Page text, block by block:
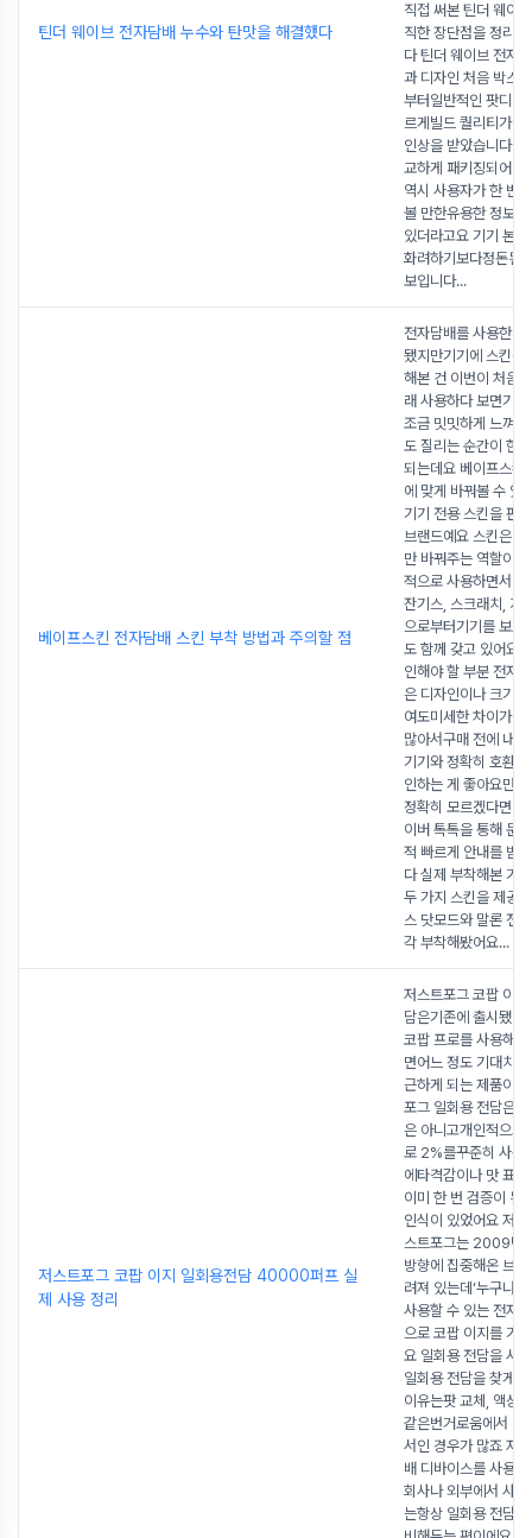
틴더 웨이브 전자담배 누수와 탄맛을 해결했다
직접 써본 틴더 웨이
직한 장단점을 정리
다 틴더 웨이브 전자
과 디자인 처음 박스
부터일반적인 팟디바
르게빌드 퀄리티가
인상을 받았습니다
교하게 패키징되어
역시 사용자가 한 번
볼 만한유용한 정보
있더라고요 기기 본
화려하기보다정돈된
보입니다...
베이프스킨 전자담배 스킨 부착 방법과 주의할 점
전자담배를 사용한
됐지만기기에 스킨을
해본 건 이번이 처음
래 사용하다 보면기
조금 밋밋하게 느껴
도 질리는 순간이 한
되는데요 베이프스킨
에 맞게 바꿔볼 수 있
기기 전용 스킨을 판
브랜드예요 스킨은
만 바꿔주는 역할이
적으로 사용하면서
잔기스, 스크래치, 지
으로부터기기를 보호
도 함께 갖고 있어요
인해야 할 부분 전자
은 디자인이나 크기
여도미세한 차이가
많아서구매 전에 내
기기와 정확히 호환
인하는 게 좋아요만
정확히 모르겠다면베
이버 톡톡을 통해 문
적 빠르게 안내를 받
다 실제 부착해본 기
두 가지 스킨을 제공
스 닷모드와 말론 전
각 부착해봤어요...
저스트포그 코팝 이지 일회용전담 40000퍼프 실
제 사용 정리
저스트포그 코팝 이
담은기존에 출시됐던
코팝 프로를 사용해
면어느 정도 기대치
근하게 되는 제품이
포그 일회용 전담은
은 아니고개인적으로
로 2%를꾸준히 사용
에타격감이나 맛 표
이미 한 번 검증이 된
인식이 있었어요 저
스트포그는 2009년
방향에 집중해온 브
려져 있는데‘누구나
사용할 수 있는 전자
으로 코팝 이지를 기
요 일회용 전담을 사
일회용 전담을 찾게
이유는팟 교체, 액상
같은번거로움에서 벗
서인 경우가 많죠 저
배 디바이스를 사용
회사나 외부에서 사
는항상 일회용 전담